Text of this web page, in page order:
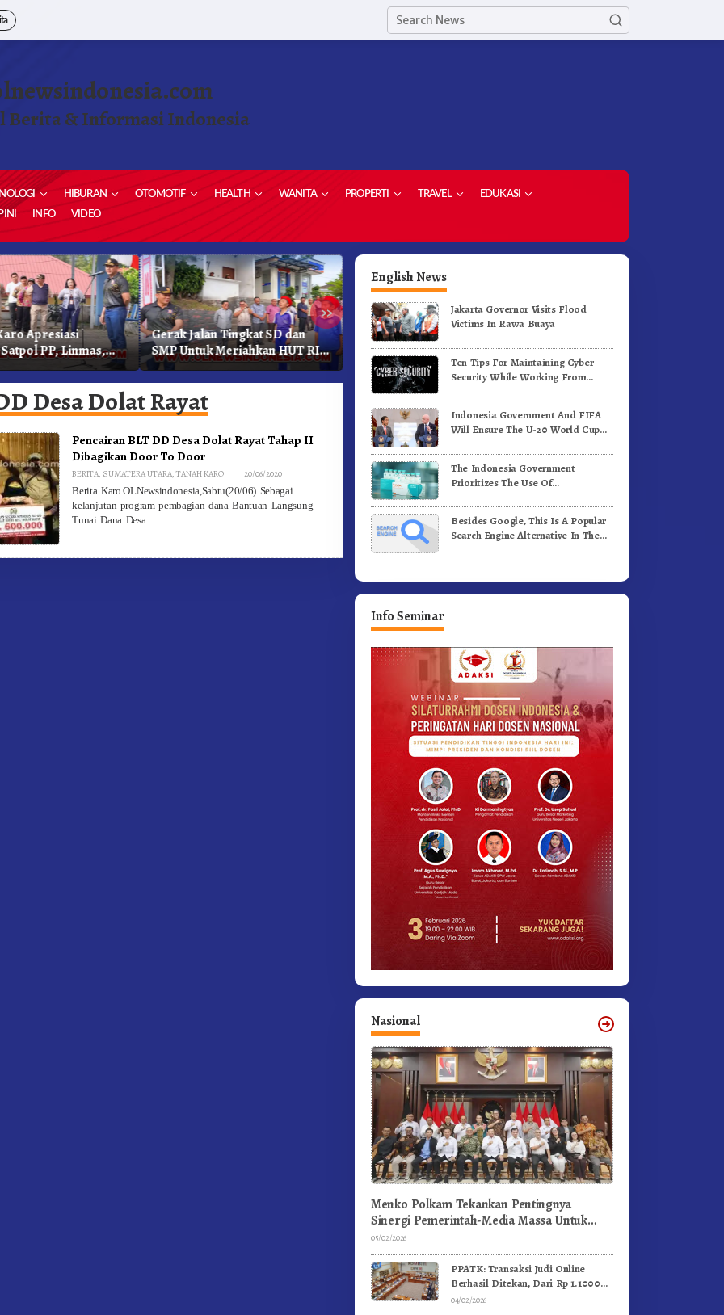
Berita & Informasi Indonesia
HIBURAN OTOMOTIF HEALTH WANITA PROPERTI TRAVEL
EDUKASI
INFO VIDEO
»
Apresiasi
PP, Linmas,
Kebakaran
Gerak Jalan Tingkat SD dan
SMP Untuk Meriahkan HUT RI
Ke-81 Dibuka Sekda Karo
Ketua Demokrat Kabupaten
Karo Pimpin Laskar Biru
Bergerak.!
Pemkab Karo Gelar Gerak
Jalan Kemerdekaan.!
Desa Dolat Rayat
Pencairan BLT DD Desa Dolat Rayat Tahap II
Dibagikan Door To Door
BERITA, SUMATERA UTARA,TANAH KARO | 20/06/2020By
Berita Karo.OLNewsindonesia,Sabtu(20/06) Sebagai
kelanjutan program pembagian dana Bantuan Langsung
Tunai Dana Desa
English News
Jakarta Governor Visits Flood
Victims In Rawa Buaya
Ten Tips For Maintaining Cyber
Security While Working From
Indonesia Government And FIFA
Will Ensure The U-20 World Cup
Standards
The Indonesia Government
Prioritizes The Use Of
Vaccines
Besides Google, This Is A Popular
Search Engine Alternative In The
Info Seminar
Nasional
Menko Polkam Tekankan Pentingnya
Sinergi Pemerintah-Media Massa Untuk
Jaga Stabilitas Bangsa
05/02/2026
PPATK: Transaksi Judi Online
Berhasil Ditekan, Dari Rp 1.1000
Triliun Menjadi Rp 268 Triliun
04/02/2026